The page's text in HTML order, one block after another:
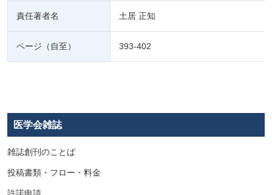
責任著者名 土居 正知
ページ（自至） 393-402
医学会雑誌
雑誌創刊のことば
投稿書類・フロー・料金
許諾申請